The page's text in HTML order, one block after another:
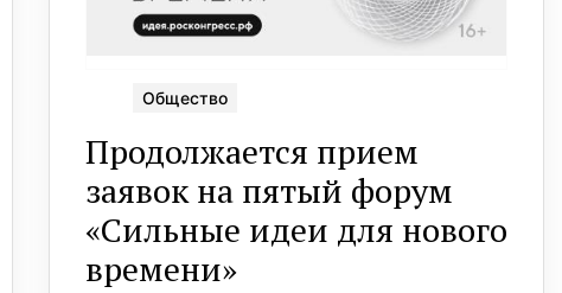
Общество
Продолжается прием
заявок на пятый форум
«Сильные идеи для нового
времени»